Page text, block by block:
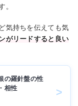
。
気持ちを伝えても気
がリードすると良い
の羅針盤の性
相性